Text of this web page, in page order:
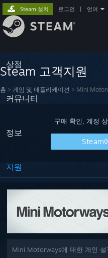
상점
커뮤니티
정보
지원
Steam 설치 로그인 언어
Steam 고객지원
홈 > 게임 및 애플리케이션 > Mini
구매 확인, 계정
Steam
Mini Motorways에 대한 개인 설